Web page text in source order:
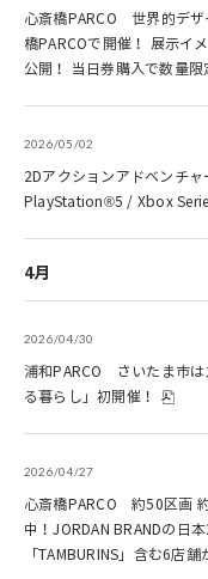
心斎橋PARCO 世界的デザ
橋PARCOで開催！ 展示イ
公開！ 当日券購入で数量限
2026/05/02
2Dアクションアドベンチ
PlayStation®5 / Xbox
4月
2026/04/30
浦和PARCO さいたま市は
る暮らし」初開催！
2026/04/27
心斎橋PARCO 約50区画
中！JORDAN BRANDの日
「TAMBURINS」含む6店舗